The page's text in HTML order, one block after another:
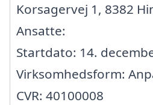
Korsagervej 1, 8382
Ansatte:
Startdato: 14.
Virksomhedsform:
CVR: 40100008